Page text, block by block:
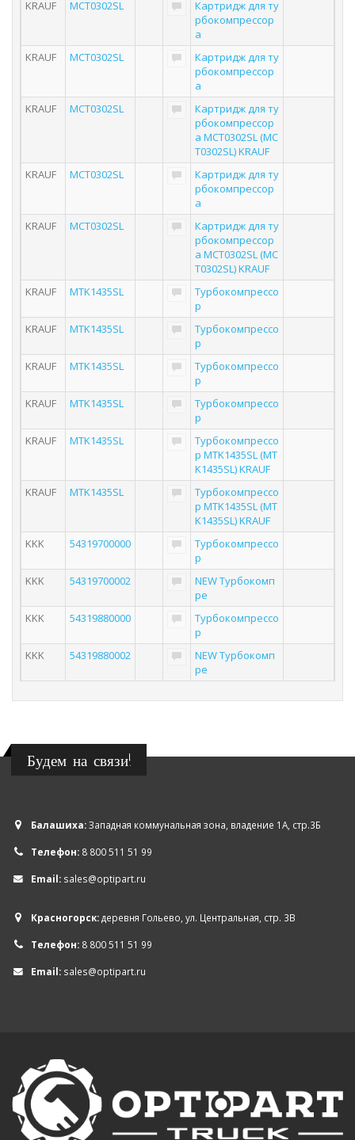
KRAUF
MCT0302SL
Картридж для ту
рбокомпрессор
а
KRAUF
MCT0302SL
Картридж для ту
рбокомпрессор
а
KRAUF
MCT0302SL
Картридж для ту
рбокомпрессор
а MCT0302SL (MC
T0302SL) KRAUF
KRAUF
MCT0302SL
Картридж для ту
рбокомпрессор
а
KRAUF
MCT0302SL
Картридж для ту
рбокомпрессор
а MCT0302SL (MC
T0302SL) KRAUF
KRAUF
MTK1435SL
Турбокомпрессо
р
KRAUF
MTK1435SL
Турбокомпрессо
р
KRAUF
MTK1435SL
Турбокомпрессо
р
KRAUF
MTK1435SL
Турбокомпрессо
р
KRAUF
MTK1435SL
Турбокомпрессо
р MTK1435SL (MT
K1435SL) KRAUF
KRAUF
MTK1435SL
Турбокомпрессо
р MTK1435SL (MT
K1435SL) KRAUF
KKK
54319700000
Турбокомпрессо
р
KKK
54319700002
NEW Турбокомп
ре
KKK
54319880000
Турбокомпрессо
р
KKK
54319880002
NEW Турбокомп
ре
Будем на связи!
Балашиха:Западная коммунальная зона, владение 1А, стр.3Б
Телефон: 8 800 511 51 99
Email: sales@optipart.ru
Красногорск:деревня Гольево, ул. Центральная, стр. 3В
Телефон: 8 800 511 51 99
Email: sales@optipart.ru